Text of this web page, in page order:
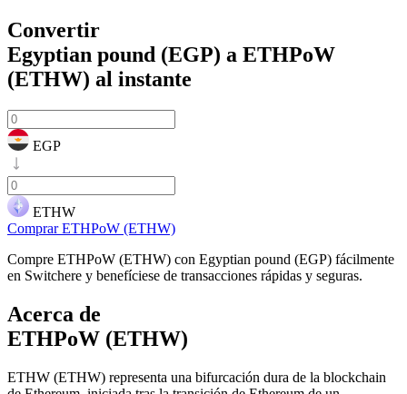
Convertir
Egyptian pound (EGP) a ETHPoW
(ETHW) al instante
EGP
ETHW
Comprar ETHPoW (ETHW)
Compre ETHPoW (ETHW) con Egyptian pound (EGP) fácilmente
en Switchere y benefíciese de transacciones rápidas y seguras.
Acerca de
ETHPoW (ETHW)
ETHW (ETHW) representa una bifurcación dura de la blockchain